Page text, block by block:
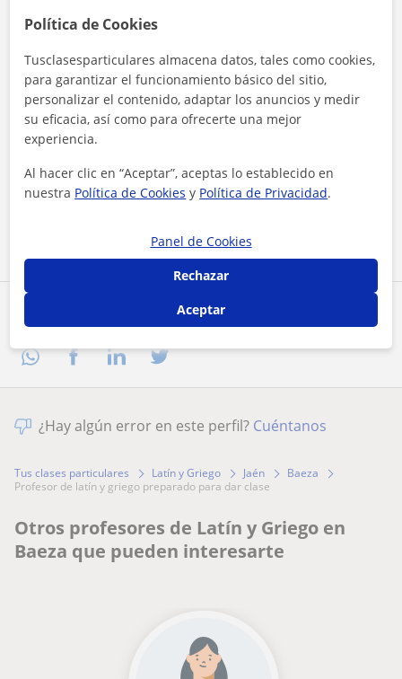
Comparte a este profesor
Al hacer clic, aceptas nuestroaviso legaly deprivacidad
¿Hay algún error en este perfil? Cuéntanos
Tus clases particulares Latín y Griego Jaén
Baeza
profesor de latín y griego preparado para dar clase
Otros profesores de Latín y Griego en
Baeza que pueden interesarte
Política de Cookies
Tusclasesparticulares almacena datos, tales como cookies,
para garantizar el funcionamiento básico del sitio,
personalizar el contenido, adaptar los anuncios y medir
su eficacia, así como para ofrecerte una mejor
experiencia.
Al hacer clic en “Aceptar”, aceptas lo establecido en
nuestra Política de Cookies y Política de Privacidad.
Panel de Cookies
Rechazar
Aceptar